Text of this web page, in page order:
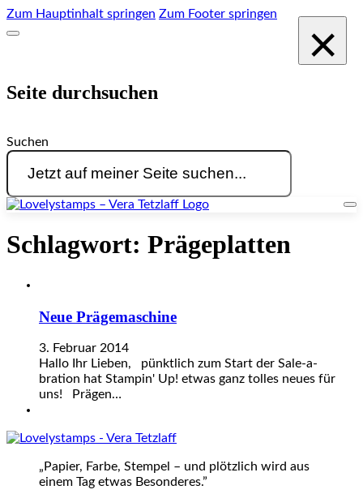
Zum Hauptinhalt springen Zum Footer springen
Seite durchsuchen
Suchen
×
Schlagwort: Prägeplatten
Neue Prägemaschine
3. Februar 2014
Hallo Ihr Lieben, pünktlich zum Start der Sale-a-
bration hat Stampin' Up! etwas ganz tolles neues für
uns! Prägen…
„Papier, Farbe, Stempel – und plötzlich wird aus
einem Tag etwas Besonderes.”